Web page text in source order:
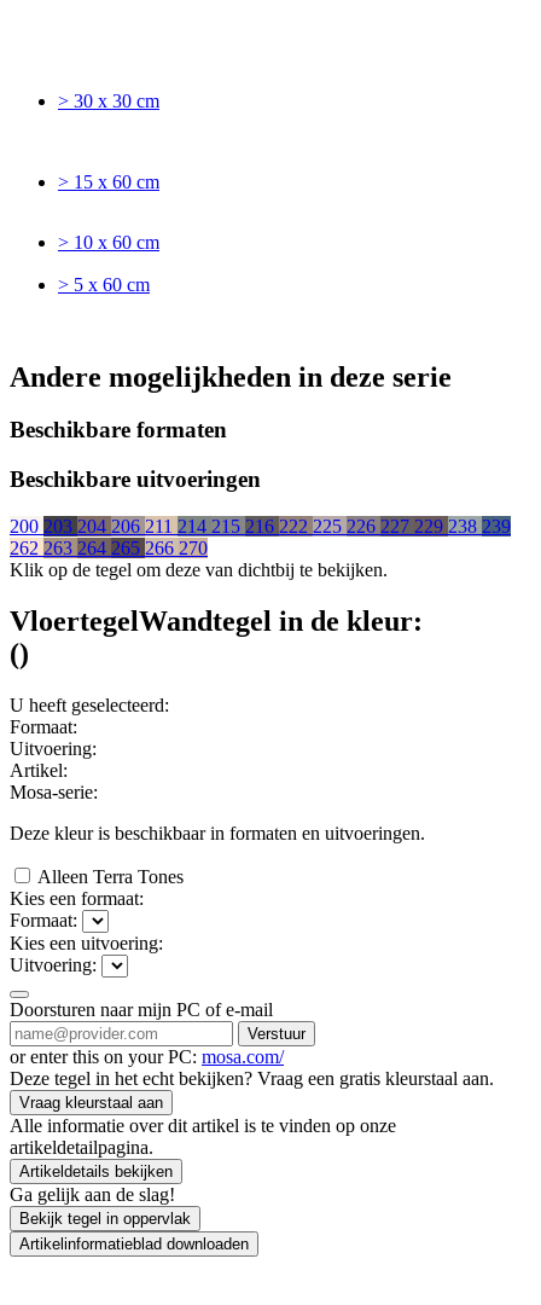
> 30 x 30 cm
> 15 x 60 cm
> 10 x 60 cm
> 5 x 60 cm
Andere mogelijkheden in deze serie
Beschikbare formaten
Beschikbare uitvoeringen
200 203 204 206 211 214 215 216 222 225 226 227 229 238 239
262 263 264 265 266 270
Klik op de tegel om deze van dichtbij te bekijken.
VloertegelWandtegel in de kleur:
()
U heeft geselecteerd:
Formaat:
Uitvoering:
Artikel:
Mosa-serie:
Deze kleur is beschikbaar in formaten en uitvoeringen.
Alleen Terra Tones
Kies een formaat:
Formaat:
Kies een uitvoering:
Uitvoering:
Doorsturen naar mijn PC of e-mail
Verstuur
or enter this on your PC: mosa.com/
Deze tegel in het echt bekijken? Vraag een gratis kleurstaal aan.
Vraag kleurstaal aan
Alle informatie over dit artikel is te vinden op onze
artikeldetailpagina.
Artikeldetails bekijken
Ga gelijk aan de slag!
Bekijk tegel in oppervlak
Artikelinformatieblad downloaden